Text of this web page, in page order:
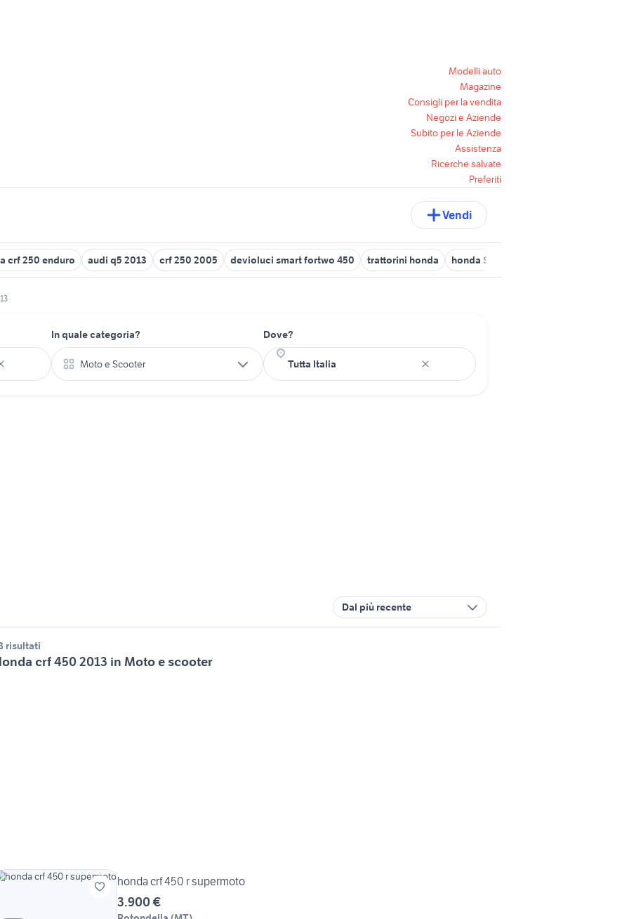
Modelli auto
Magazine
Consigli per la vendita
Negozi e Aziende
Subito per le Aziende
Assistenza
Ricerche salvate
Preferiti
Vendi
crf 250 enduro audi q5 2013 crf 250 2005 devioluci smart fortwo 450 trattorini honda honda Sardegna
In quale categoria?
Moto e Scooter
Dove?
Dal più recente
risultati
crf 450 2013 in Moto e scooter
honda crf 450 r supermoto
3.900 €